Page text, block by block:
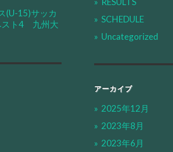
(U-15)サッカ
ト4 九州大
SCHEDULE
Uncategorized
アーカイブ
2025年12月
2023年8月
2023年6月